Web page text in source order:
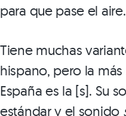
para que pase el aire.
Tiene muchas
hispano, pero la
España es la [s]. Su
estándar y el sonido